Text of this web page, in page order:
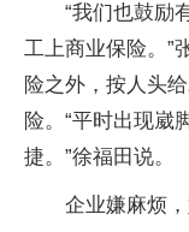
“我们也鼓励
工上商业保险。”
险之外，按人头
险。“平时出现崴
捷。”徐福田说。
企业嫌麻烦